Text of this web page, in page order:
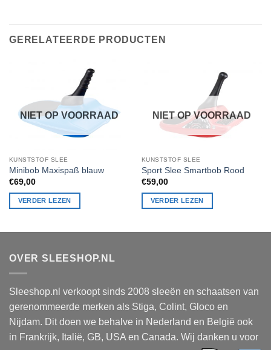
GERELATEERDE PRODUCTEN
NIET OP VOORRAAD
KUNSTSTOF SLEE
Minibob Maxispaß blauw
€69,00
VERDER LEZEN
NIET OP VOORRAAD
KUNSTSTOF SLEE
Sport Slee Smartbob Rood
€59,00
VERDER LEZEN
OVER SLEESHOP.NL
Sleeshop.nl verkoopt sinds 2008 sleeën en schaatsen van
gerenommeerde merken als Stiga, Colint, Gloco en
Nijdam. Dit doen we behalve in Nederland en België ook
in Frankrijk, Italië, GB, USA en Canada. Wij danken u voor